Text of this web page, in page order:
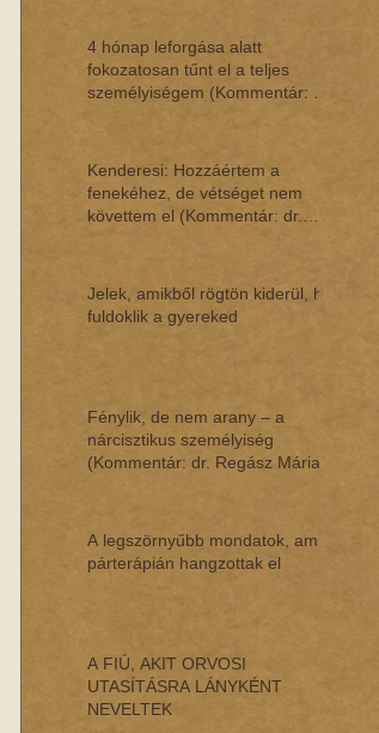
4 hónap leforgása alatt
fokozatosan tűnt el a teljes
személyiségem (Kommentár: dr.
Kenderesi: Hozzáértem a
fenekéhez, de vétséget nem
követtem el (Kommentár: dr.
Jelek, amikből rögtön kiderül, ha
fuldoklik a gyereked
Fénylik, de nem arany – a
nárcisztikus személyiség
(Kommentár: dr. Regász Mária)
A legszörnyűbb mondatok, amik
párterápián hangzottak el
A FIÚ, AKIT ORVOSI
UTASÍTÁSRA LÁNYKÉNT
NEVELTEK